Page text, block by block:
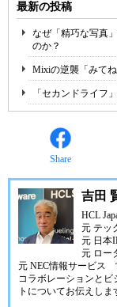
最新の投稿
なぜ「精巧な写真
のか？
Mixiの逆襲「みてね
「セカンドライフ
Share
吉田
HCL
元 テッ
元 日
元 ロ
元 NEC情報サービ
コラボレーションと
トについてお伝えしま